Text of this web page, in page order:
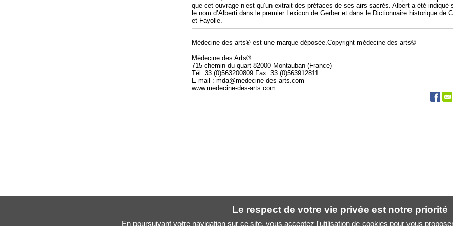
que cet ouvrage n’est qu’un extrait des préfaces de ses airs sacrés. Albert a été indiqué
le nom d’Alberti dans le premier Lexicon de Gerber et dans le Dictionnaire historique de
et Fayolle.
Médecine des arts® est une marque déposée.Copyright médecine des arts©
Médecine des Arts®
715 chemin du quart 82000 Montauban (France)
Tél. 33 (0)563200809 Fax. 33 (0)563912811
E-mail : mda@medecine-des-arts.com
www.medecine-des-arts.com
Le respect de votre vie privée est notre priorité
En poursuivant votre navigation sur ce site, vous acceptez l'utilisation de cookies pour vous